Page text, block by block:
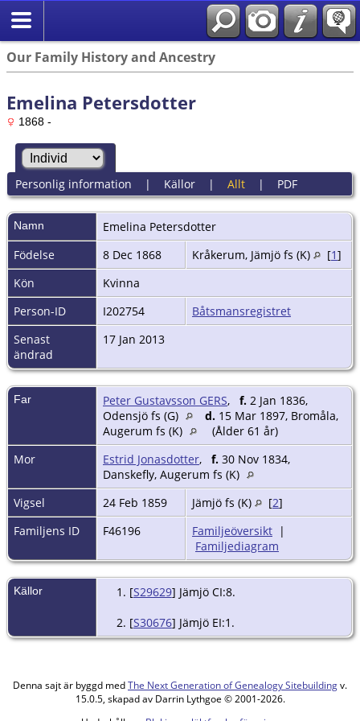
Our Family History and Ancestry
Emelina Petersdotter
1868 -
Personlig information | Källor| Allt| PDF
Namn Emelina Petersdotter
Födelse
8 Dec 1868 Kråkerum, Jämjö fs (K) [1]
Kön
Kvinna
Person-ID
I202754
Båtsmansregistret
Senast
ändrad
17 Jan 2013
Far Peter Gustavsson GERS, f. 2 Jan 1836,
Odensjö fs (G)
d. 15 Mar 1897, Bromåla,
Augerum fs (K)
(Ålder 61 år)
Mor
Estrid Jonasdotter, f. 30 Nov 1834,
Danskefly, Augerum fs (K)
Vigsel
24 Feb 1859 Jämjö fs (K) [2]
Familjens ID
F46196 Familjeöversikt |
Familjediagram
Källor [S29629] Jämjö CI:8.
[S30676] Jämjö EI:1.
Denna sajt är byggd medThe Next Generation of Genealogy Sitebuildingv.
15.0.5, skapad av Darrin Lythgoe © 2001-2026.